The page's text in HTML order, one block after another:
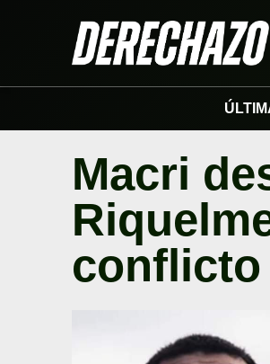
Macri
conflicto